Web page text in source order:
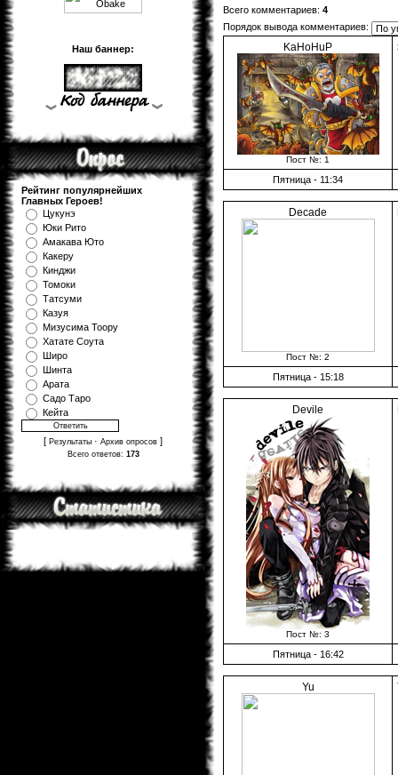
Наш баннер:
Рейтинг популярнейших
Главных Героев!
Цукунэ
Юки Рито
Амакава Юто
Какеру
Кинджи
Томоки
Татсуми
Казуя
Мизуcима Тоору
Хатате Соута
Широ
Шинта
Арата
Садо Таро
Кейта
[ Результаты · Архив опросов ]
Всего ответов: 173
Всего комментариев: 4
Порядок вывода комментариев:
KaHoHuP
Пост №: 1
Пятница - 11:34
Decade
Пост №: 2
Пятница - 15:18
Devile
Пост №: 3
Пятница - 16:42
Yu